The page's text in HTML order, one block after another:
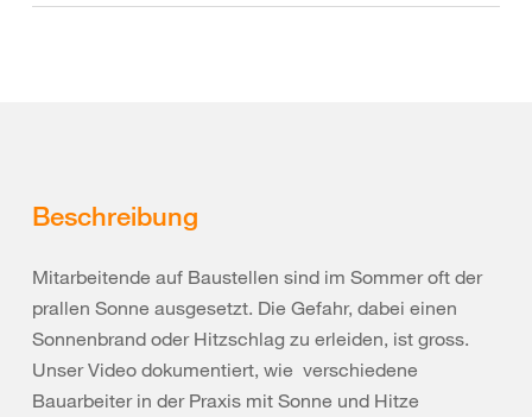
Beschreibung
Mitarbeitende auf Baustellen sind im Sommer oft der
prallen Sonne ausgesetzt. Die Gefahr, dabei einen
Sonnenbrand oder Hitzschlag zu erleiden, ist gross.
Unser Video dokumentiert, wie verschiedene
Bauarbeiter in der Praxis mit Sonne und Hitze